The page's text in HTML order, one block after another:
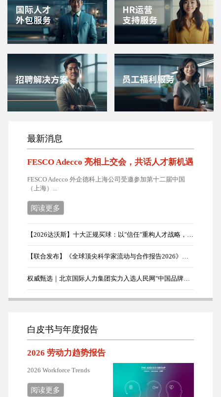
最新消息
FESCO Adecco 亮相上交会，共话人才新机遇
FESCO Adecco 外企德科上海公司受邀参加第十二届中国
（上海）...
阅读更多
【联合发布】《全球顶尖科学家流动与合作报告2026》首发
权威甄选｜北京国际人力集团实力入选人民网"中国品牌日"展示品牌
白皮书与年度报告
2026 劳动力趋势报告
2026 Workforce Trends
阅读更多